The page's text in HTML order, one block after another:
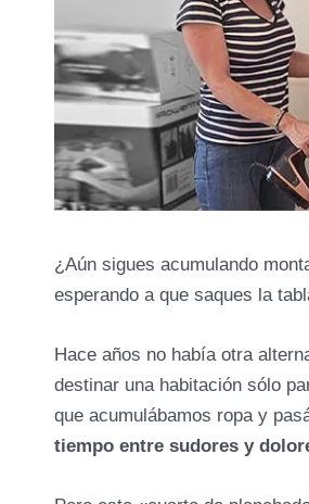
¿Aún sigues acumulando
esperando a que saques la
Hace años no había otra
destinar una habitación sólo
que acumulábamos ropa y
tiempo entre sudores y